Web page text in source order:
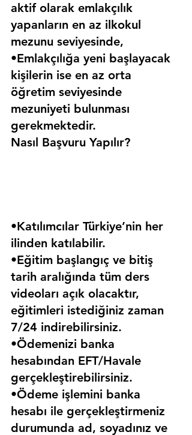
aktif olarak emlakçılık
yapanların en az ilkokul
mezunu seviyesinde,
•Emlakçılığa yeni başlayacak
kişilerin ise en az orta
öğretim seviyesinde
mezuniyeti bulunması
gerekmektedir.
Nasıl Başvuru Yapılır?
•Katılımcılar Türkiye’nin her
ilinden katılabilir.
•Eğitim başlangıç ve bitiş
tarih aralığında tüm ders
videoları açık olacaktır,
eğitimleri istediğiniz zaman
7/24 indirebilirsiniz.
•Ödemenizi banka
hesabından EFT/Havale
gerçekleştirebilirsiniz.
•Ödeme işlemini banka
hesabı ile gerçekleştirmeniz
durumunda ad, soyadınız ve